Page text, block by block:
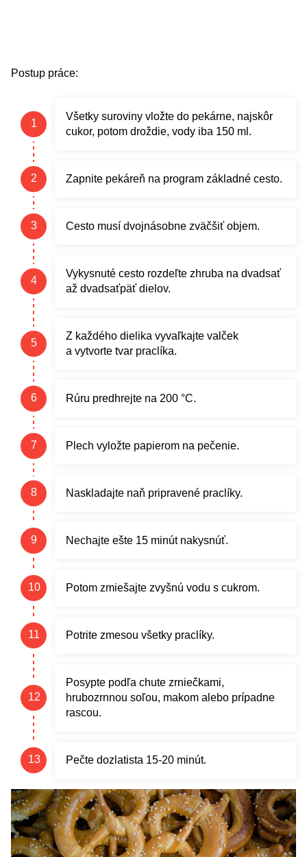
Postup práce:
Všetky suroviny vložte do pekárne, najskôr
cukor, potom droždie, vody iba 150 ml.
Zapnite pekáreň na program základné cesto.
Cesto musí dvojnásobne zväčšiť objem.
Vykysnuté cesto rozdeľte zhruba na dvadsať
až dvadsaťpäť dielov.
Z každého dielika vyvaľkajte valček
a vytvorte tvar praclíka.
Rúru predhrejte na 200 °C.
Plech vyložte papierom na pečenie.
Naskladajte naň pripravené praclíky.
Nechajte ešte 15 minút nakysnúť.
Potom zmiešajte zvyšnú vodu s cukrom.
Potrite zmesou všetky praclíky.
Posypte podľa chute zrniečkami,
hrubozrnnou soľou, makom alebo prípadne
rascou.
Pečte dozlatista 15-20 minút.